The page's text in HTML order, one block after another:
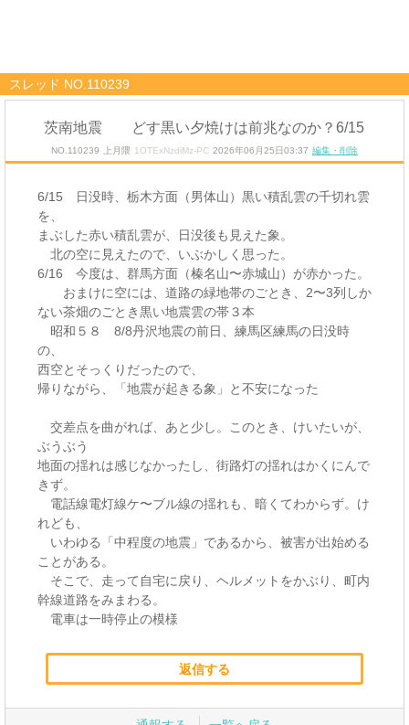
スレッド NO.110239
茨南地震 どす黒い夕焼けは前兆なのか？6/15
NO.110239 上月隈 1OTExNzdiMz-PC 2026年06月25日03:37 編集・削除
6/15 日没時、栃木方面（男体山）黒い積乱雲の千切れ雲
を、
まぶした赤い積乱雲が、日没後も見えた象。
北の空に見えたので、いぶかしく思った。
6/16 今度は、群馬方面（榛名山〜赤城山）が赤かった。
おまけに空には、道路の緑地帯のごとき、2〜3列しか
ない茶畑のごとき黒い地震雲の帯３本
昭和５８ 8/8丹沢地震の前日、練馬区練馬の日没時
の、
西空とそっくりだったので、
帰りながら、「地震が起きる象」と不安になった
交差点を曲がれば、あと少し。このとき、けいたいが、
ぶうぶう
地面の揺れは感じなかったし、街路灯の揺れはかくにんで
きず。
電話線電灯線ケ〜ブル線の揺れも、暗くてわからず。け
れども、
いわゆる「中程度の地震」であるから、被害が出始める
ことがある。
そこで、走って自宅に戻り、ヘルメットをかぶり、町内
幹線道路をみまわる。
電車は一時停止の模様
返信する